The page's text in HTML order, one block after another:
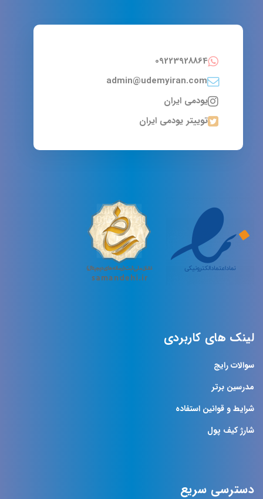
09223928864
admin@udemyiran.com
یودمی ایران
توییتر یودمی ایران
لینک های کاربردی
سوالات رایج
مدرسین برتر
شرایط و قوانین استفاده
شارژ کیف پول
دسترسی سریع